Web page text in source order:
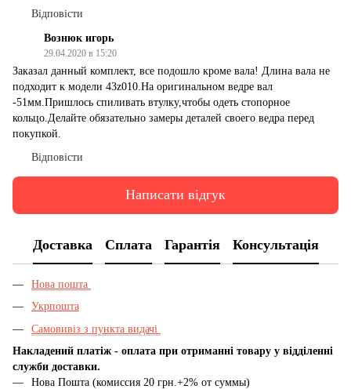
Відповісти
Вознюк игорь
29.04.2020 в 15:20
Заказал данный комплект, все подошло кроме вала! Длина вала не
подходит к модели 43z010.На оригинальном ведре вал
-51мм.Пришлось спиливать втулку,чтобы одеть стопорное
кольцо.Делайте обязательно замеры деталей своего ведра перед
покупкой.
Відповісти
Написати відгук
Доставка Сплата Гарантія Консультація
Нова пошта
Укрпошта
Самовивіз з пункта видачі
Накладений платіж - оплата при отриманні товару у відділенні
служби доставки.
Нова Пошта (комиссия 20 грн.+2% от суммы)